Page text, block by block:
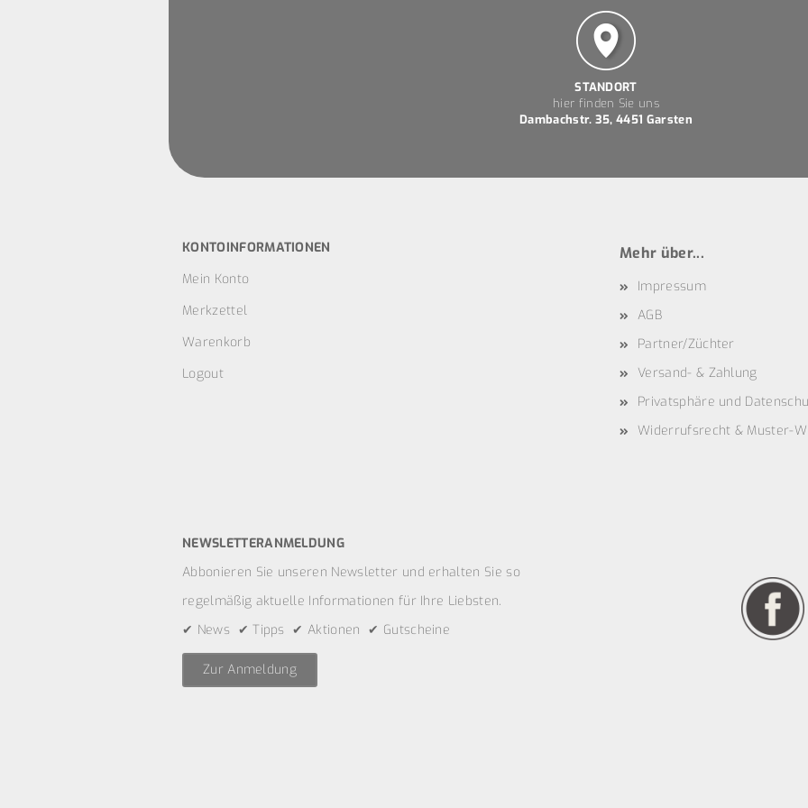
STANDORT
hier finden Sie uns
Dambachstr. 35, 4451 Garsten
KONTOINFORMATIONEN
Mein Konto
Merkzettel
Warenkorb
Logout
Mehr über...
Impressum
AGB
Partner/Züchter
Versand- & Zahlung
Privatsphäre und
Widerrufsrecht & Muster-
NEWSLETTERANMELDUNG
Abbonieren Sie unseren Newsletter und erhalten Sie so
regelmäßig aktuelle Informationen für Ihre Liebsten.
✔ News ✔ Tipps ✔ Aktionen ✔ Gutscheine
Zur Anmeldung